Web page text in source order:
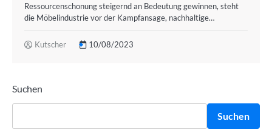
Ressourcenschonung steigernd an Bedeutung gewinnen, steht
die Möbelindustrie vor der Kampfansage, nachhaltige…
Kutscher 10/08/2023
Suchen
Suchen